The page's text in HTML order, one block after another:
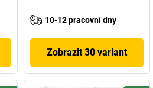
10-12 pracovní dny
Zobrazit 30 variant